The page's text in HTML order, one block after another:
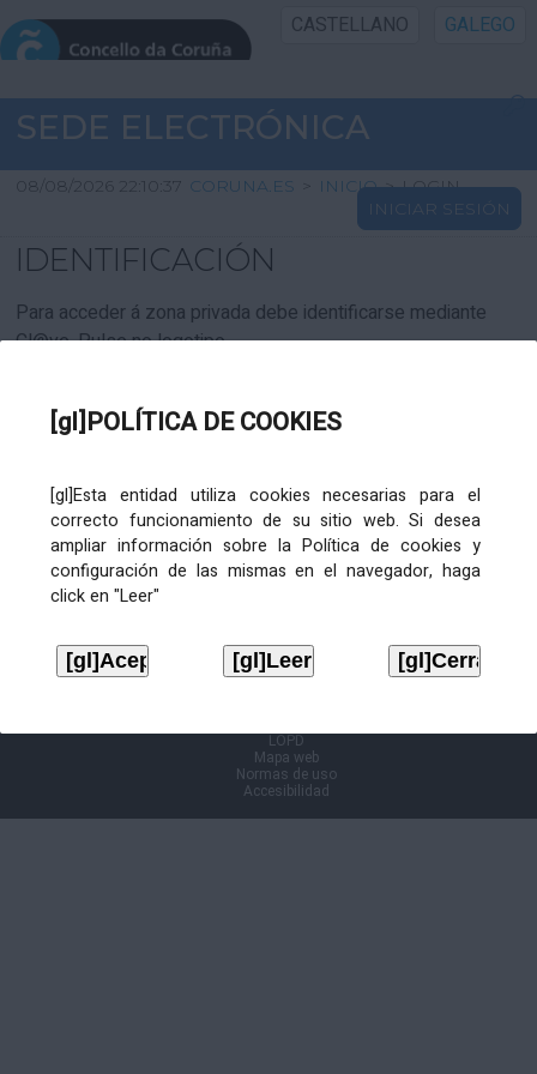
[gl]POLÍTICA DE COOKIES
[gl]Esta entidad utiliza cookies necesarias para el
correcto funcionamiento de su sitio web. Si desea
ampliar información sobre la Política de cookies y
configuración de las mismas en el navegador, haga
click en "Leer"
CASTELLANO GALEGO
INICIO SEDE
INICIO
INFORMACIÓN PÚBLICA
CARTAFOL CIDADÁN
SEDE ELECTRÓNICA
08/08/2026 22:10:37 CORUNA.ES > INICIO > LOGIN
INICIAR SESIÓN
IDENTIFICACIÓN
Para acceder á zona privada debe identificarse mediante
Cl@ve. Pulse no logotipo
LOPD
Mapa web
Normas de uso
Accesibilidad